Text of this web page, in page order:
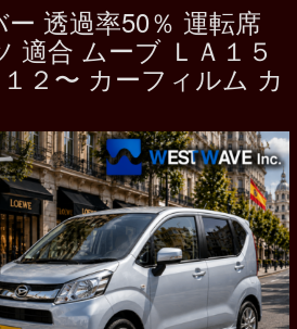
透過率50％ 運転席
適合 ムーブ ＬＡ１５
２〜 カーフィルム カ